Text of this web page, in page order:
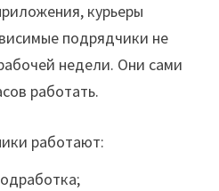
курьеры
подрядчики не
недели. Они сами
работать.
работают: